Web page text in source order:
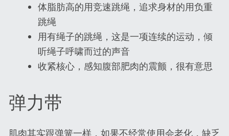
体脂肪高的用竞速跳绳，追求身材的用负重
跳绳
用有绳子的跳绳，这是一项连续的运动，倾
听绳子呼啸而过的声音
收紧核心，感知腹部肥肉的震颤，很有意思
弹力带
肌肉其实跟弹簧一样，如果不经常使用会老化，缺乏